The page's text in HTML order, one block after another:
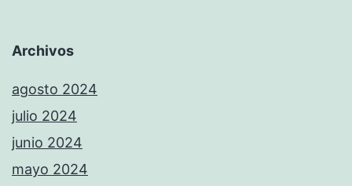
Archivos
agosto 2024
julio 2024
junio 2024
mayo 2024